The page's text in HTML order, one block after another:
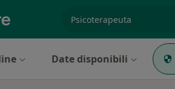
Date disponibili